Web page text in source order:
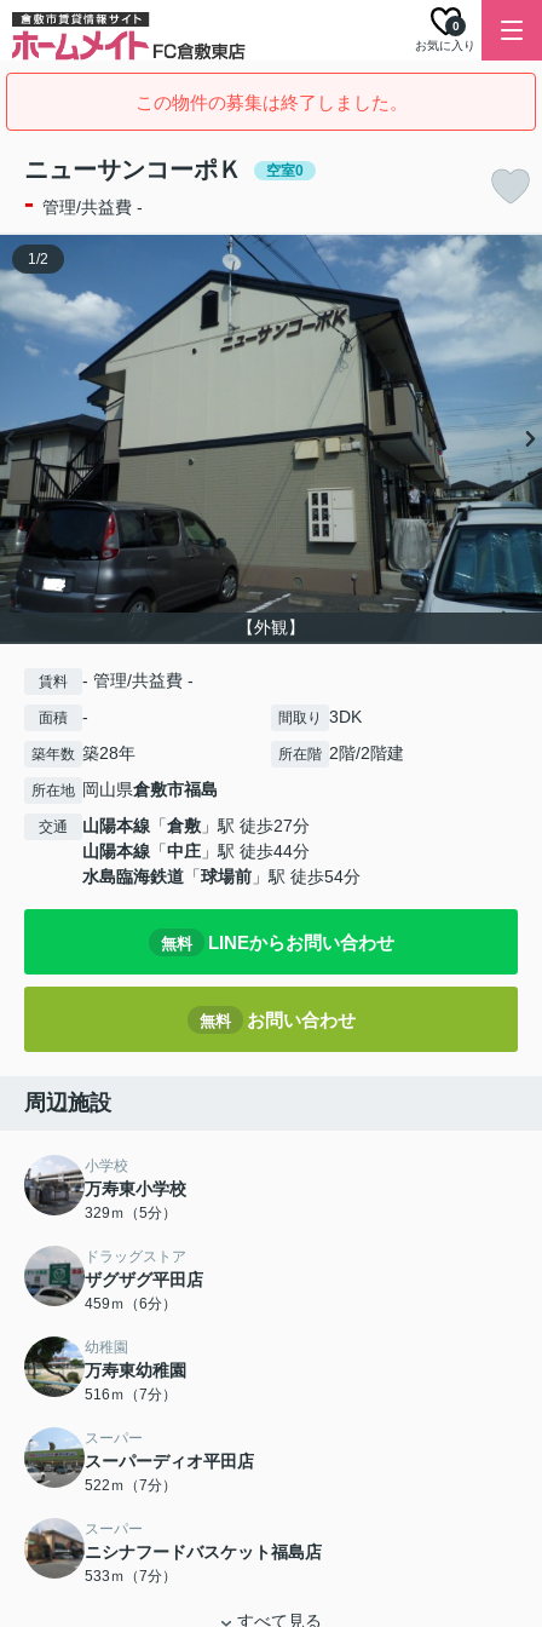
お気に入り
0
この物件の募集は終了しました。
ニューサンコーポＫ 空室0
- 管理/共益費 -
【外観】
1/2
賃料 - 管理/共益費 -
面積 - 間取り 3DK
築年数 築28年 所在階 2階/2階建
所在地 岡山県倉敷市福島
交通 山陽本線 「倉敷 」駅 徒歩27分
山陽本線 「中庄 」駅 徒歩44分
水島臨海鉄道 「球場前 」駅 徒歩54分
無料 LINEからお問い合わせ
無料 お問い合わせ
周辺施設
小学校
万寿東小学校
329ｍ（5分）
ドラッグストア
ザグザグ平田店
459ｍ（6分）
幼稚園
万寿東幼稚園
516ｍ（7分）
スーパー
スーパーディオ平田店
522ｍ（7分）
スーパー
ニシナフードバスケット福島店
533ｍ（7分）
すべて見る